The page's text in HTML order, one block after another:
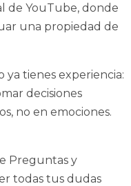
de YouTube, donde
una propiedad de
ya tienes experiencia:
decisiones
no en emociones.
Preguntas y
todas tus dudas